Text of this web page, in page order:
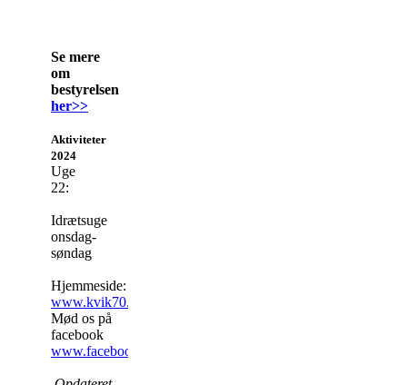
Se mere
om
bestyrelsen
her>>
Aktiviteter
2024
Uge
22:
Idrætsuge
onsdag-
søndag
Hjemmeside:
www.kvik70.dk
Mød os på
facebook
www.facebook.com/kvik70